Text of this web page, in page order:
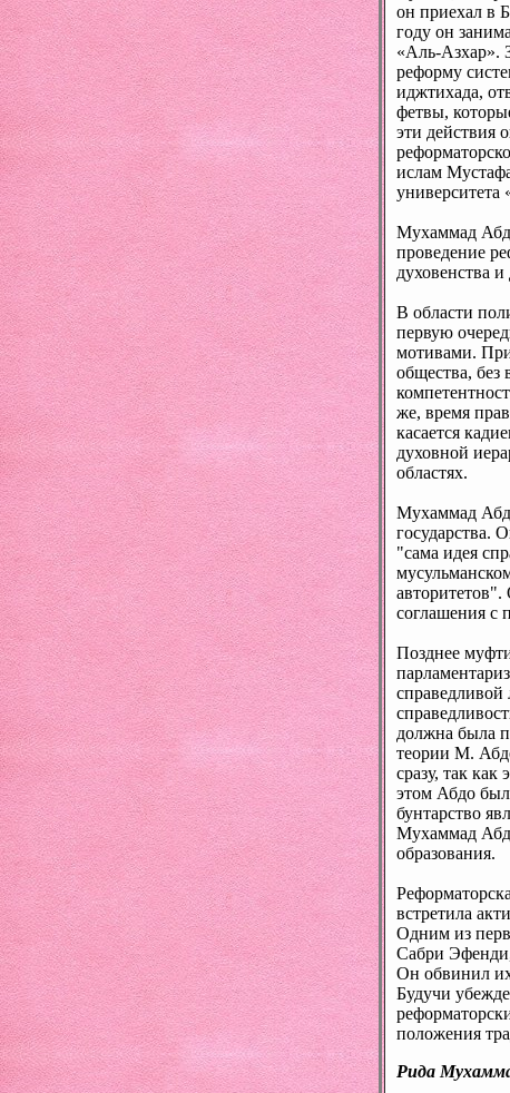
он приехал в
году он
«Аль-Азхар».
реформу
иджтихада,
фетвы,
эти действия
ислам
университета
Мухаммад
проведение
духовенства
В области
первую
мотивами.
общества, без
же, время
касается
духовной
областях.
Мухаммад
государства.
"сама идея
соглашения с
Позднее
справедливой
должна была
теории М.
сразу, так
этом Абдо
бунтарство
Мухаммад
образования.
встретила
Одним из
Сабри
Он обвинил
Будучи
положения
Рида